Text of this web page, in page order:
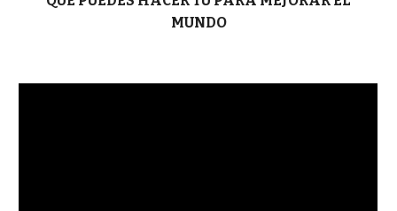
MUNDO